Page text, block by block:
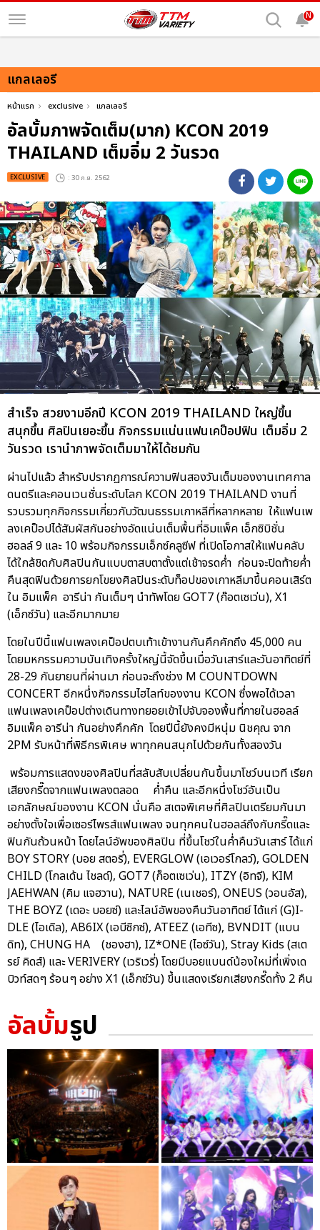
N
แกลเลอรี
หน้าแรก exclusive แกลเลอรี
อัลบั้มภาพจัดเต็ม(มาก) KCON 2019
THAILAND เต็มอิ่ม 2 วันรวด
EXCLUSIVE : 30 ก.ย. 2562
สำเร็จ สวยงามอีกปี KCON 2019 THAILAND ใหญ่ขึ้น
สนุกขึ้น ศิลปินเยอะขึ้น กิจกรรมแน่นแฟนเคป็อปฟิน เต็มอิ่ม 2
วันรวด เรานำภาพจัดเต็มมาให้ได้ชมกัน
ผ่านไปแล้ว สำหรับปรากฏการณ์ความฟินสองวันเต็มของงานเทศกาล
ดนตรีและคอนเวนชั่นระดับโลก KCON 2019 THAILAND งานที่
รวบรวมทุกกิจกรรมเกี่ยวกับวัฒนธรรมเกาหลีที่หลากหลาย ให้แฟนเพ
ลงเคป็อปได้สัมผัสกันอย่างอัดแน่นเต็มพื้นที่อิมแพ็ค เอ็กซิบิชั่น
ฮอลล์ 9 และ 10 พร้อมกิจกรรมเอ็กซ์คลูซีฟ ที่เปิดโอกาสให้แฟนคลับ
ได้ใกล้ชิดกับศิลปินกันแบบตาสบตาตั้งแต่เช้าจรดค่ำ ก่อนจะปิดท้ายค่ำ
คืนสุดฟินด้วยการยกโขยงศิลปินระดับท็อปของเกาหลีมาขึ้นคอนเสิร์ต
ใน อิมแพ็ค อารีน่า กันเต็มๆ นำทัพโดย GOT7 (ก๊อตเซเว่น), X1
(เอ็กซ์วัน) และอีกมากมาย
โดยในปีนี้แฟนเพลงเคป็อปตบเท้าเข้างานกันคึกคักถึง 45,000 คน
โดยมหกรรมความบันเทิงครั้งใหญ่นี้จัดขึ้นเมื่อวันเสาร์และวันอาทิตย์ที่
28-29 กันยายนที่ผ่านมา ก่อนจะถึงช่วง M COUNTDOWN
CONCERT อีกหนึ่งกิจกรรมไฮไลท์ของงาน KCON ซึ่งพอได้เวลา
แฟนเพลงเคป็อปต่างเดินทางทยอยเข้าไปจับจองพื้นที่ภายในฮอลล์
อิมแพ็ค อารีน่า กันอย่างคึกคัก โดยปีนี้ยังคงมีหนุ่ม นิชคุณ จาก
2PM รับหน้าที่พิธีกรพิเศษ พาทุกคนสนุกไปด้วยกันทั้งสองวัน
พร้อมการแสดงของศิลปินที่สลับสับเปลี่ยนกันขึ้นมาโชว์บนเวที เรียก
เสียงกรี๊ดจากแฟนเพลงตลอด ค่ำคืน และอีกหนึ่งโชว์อันเป็น
เอกลักษณ์ของงาน KCON นั่นคือ สเตจพิเศษที่ศิลปินเตรียมกันมา
อย่างตั้งใจเพื่อเซอร์ไพรส์แฟนเพลง จนทุกคนในฮอลล์ถึงกับกรี๊ดและ
ฟินกันถ้วนหน้า โดยไลน์อัพของศิลปิน ที่ขึ้นโชว์ในค่ำคืนวันเสาร์ ได้แก่
BOY STORY (บอย สตอรี่), EVERGLOW (เอเวอร์โกลว์), GOLDEN
CHILD (โกลเด้น ไชลด์), GOT7 (ก็อตเซเว่น), ITZY (อิทจี), KIM
JAEHWAN (คิม แจฮวาน), NATURE (เนเชอร์), ONEUS (วอนอัส),
THE BOYZ (เดอะ บอยซ์) และไลน์อัพของคืนวันอาทิตย์ ได้แก่ (G)I-
DLE (ไอเดิล), AB6IX (เอบีซิกซ์), ATEEZ (เอทีซ), BVNDIT (แบน
ดิท), CHUNG HA (ชองฮา), IZ*ONE (ไอซ์วัน), Stray Kids (สเต
รย์ คิดส์) และ VERIVERY (เวริเวรี่) โดยมีบอยแบนด์น้องใหม่ที่เพิ่งเด
บิวท์สดๆ ร้อนๆ อย่าง X1 (เอ็กซ์วัน) ขึ้นแสดงเรียกเสียงกรี๊ดทั้ง 2 คืน
อัลบั้มรูป